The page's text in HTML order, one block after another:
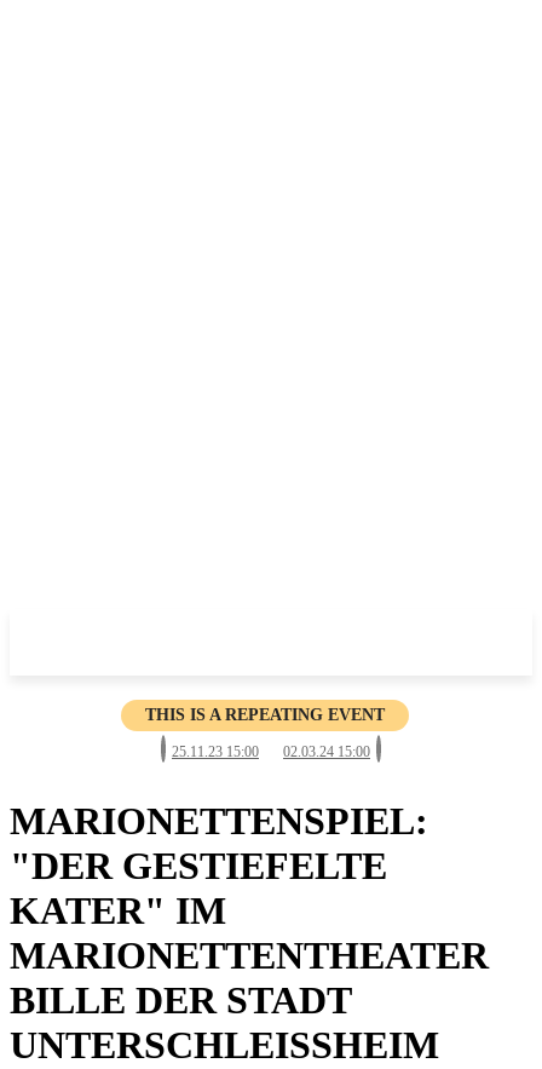
THIS IS A REPEATING EVENT
25.11.23 15:00 02.03.24 15:00
MARIONETTENSPIEL:
"DER GESTIEFELTE
KATER" IM
MARIONETTENTHEATER
BILLE DER STADT
UNTERSCHLEISSHEIM